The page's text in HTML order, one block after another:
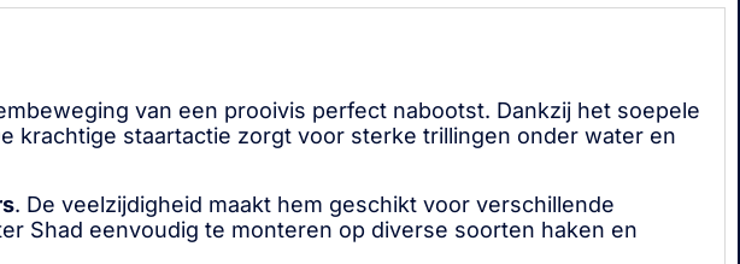
van een prooivis perfect nabootst. Dankzij het soepele
krachtige staartactie zorgt voor sterke trillingen onder water en
. De veelzijdigheid maakt hem geschikt voor verschillende
Shad eenvoudig te monteren op diverse soorten haken en